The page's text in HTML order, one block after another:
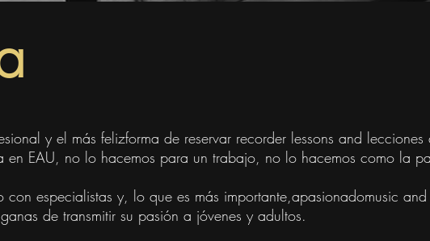
y el más felizforma de reservar recorder lessons and lecciones
en EAU, no lo hacemos para un trabajo, no lo hacemos como la
con especialistas y, lo que es más importante,apasionadomusic and
de transmitir su pasión a jóvenes y adultos.